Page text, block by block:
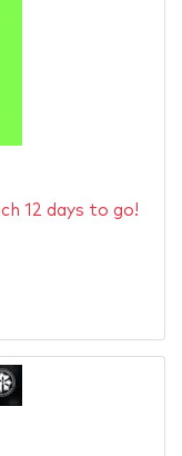
12 days to go!